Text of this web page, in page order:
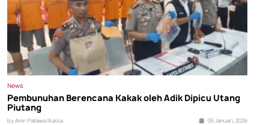
News
Pembunuhan Berencana Kakak oleh Adik Dipicu Utang
Piutang
by Amir Pallawa Rukka 05 Januari, 2026